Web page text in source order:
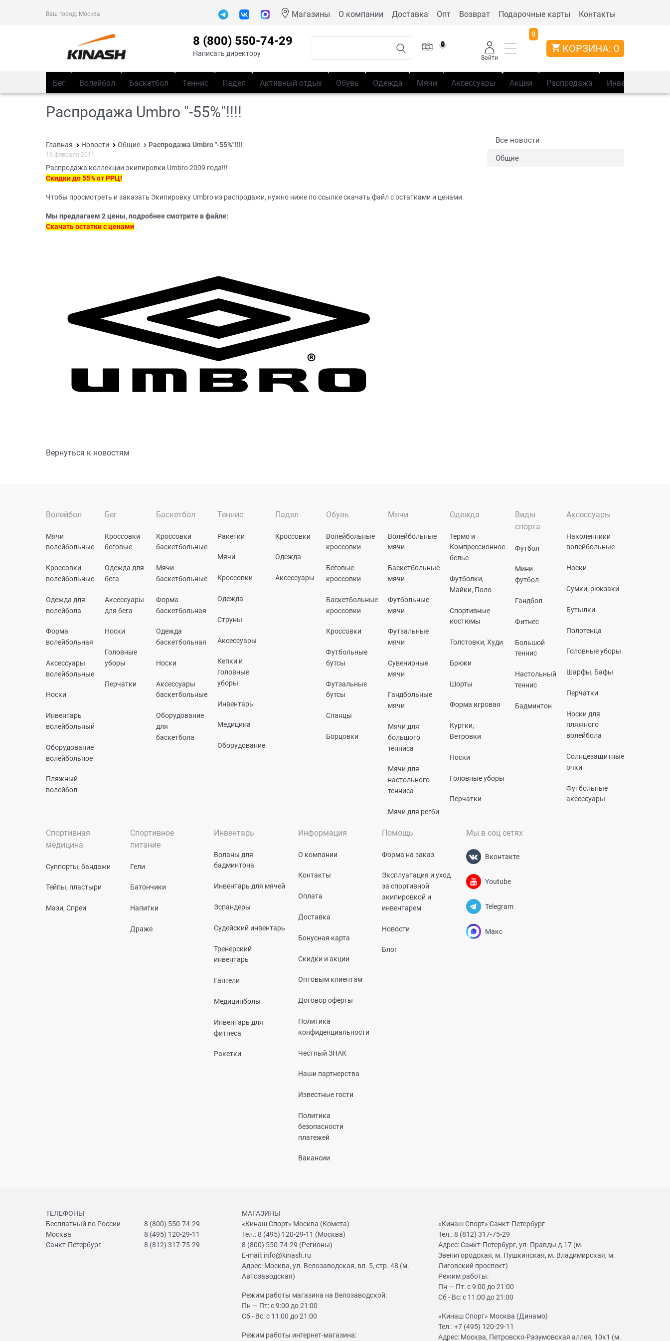
Ваш город: Москва Магазины О компании Доставка Опт Возврат Подарочные карты Контакты
8 (800) 550-74-29
Написать директору
Войти
0
КОРЗИНА: 0
Бег Волейбол Баскетбол Теннис Падел Активный отдых Обувь Одежда Мячи Аксессуары Акции Распродажа Инвентарь
Распродажа Umbro "-55%"!!!!
Главная Новости Общие Распродажа Umbro "-55%"!!!!
16 февраля 2011
Распродажа коллекции экипировки Umbro 2009 года!!!
Скидки до 55% от РРЦ!
Чтобы просмотреть и заказать Экипировку Umbro из распродажи, нужно ниже по ссылке скачать файл с остатками и ценами.
Мы предлагаем 2 цены, подробнее смотрите в файле:
Скачать остатки с ценами
Вернуться к новостям
Все новости
Общие
Волейбол
Мячи
волейбольные
Кроссовки
волейбольные
Одежда для
волейбола
Форма
волейбольная
Аксессуары
волейбольные
Носки
Инвентарь
волейбольный
Оборудование
волейбольное
Пляжный
волейбол
Бег
Кроссовки
беговые
Одежда для
бега
Аксессуары
для бега
Носки
Головные
уборы
Перчатки
Баскетбол
Кроссовки
баскетбольные
Мячи
баскетбольные
Форма
баскетбольная
Одежда
баскетбольная
Носки
Аксессуары
баскетбольные
Оборудование
для
баскетбола
Теннис
Ракетки
Мячи
Кроссовки
Одежда
Струны
Аксессуары
Кепки и
головные
уборы
Инвентарь
Медицина
Оборудование
Падел
Кроссовки
Одежда
Аксессуары
Обувь
Волейбольные
кроссовки
Беговые
кроссовки
Баскетбольные
кроссовки
Кроссовки
Футбольные
бутсы
Футзальные
бутсы
Сланцы
Борцовки
Мячи
Волейбольные
мячи
Баскетбольные
мячи
Футбольные
мячи
Футзальные
мячи
Сувенирные
мячи
Гандбольные
мячи
Мячи для
большого
тенниса
Мячи для
настольного
тенниса
Мячи для регби
Одежда
Термо и
Компрессионное
белье
Футболки,
Майки, Поло
Спортивные
костюмы
Толстовки, Худи
Брюки
Шорты
Форма игровая
Куртки,
Ветровки
Носки
Головные уборы
Перчатки
Виды
спорта
Футбол
Мини
футбол
Гандбол
Фитнес
Большой
теннис
Настольный
теннис
Бадминтон
Аксессуары
Наколенники
волейбольные
Носки
Сумки, рюкзаки
Бутылки
Полотенца
Головные уборы
Шарфы, Бафы
Перчатки
Носки для
пляжного
волейбола
Солнцезащитные
очки
Футбольные
аксессуары
Спортивная
медицина
Суппорты, бандажи
Тейпы, пластыри
Мази, Спреи
Спортивное
питание
Гели
Батончики
Напитки
Драже
Инвентарь
Воланы для
бадминтона
Инвентарь для мячей
Эспандеры
Судейский инвентарь
Тренерский
инвентарь
Гантели
Медицинболы
Инвентарь для
фитнеса
Ракетки
Информация
О компании
Контакты
Оплата
Доставка
Бонусная карта
Скидки и акции
Оптовым клиентам
Договор оферты
Политика
конфиденциальности
Честный ЗНАК
Наши партнерства
Известные гости
Политика
безопасности
платежей
Вакансии
Помощь
Форма на заказ
Эксплуатация и уход
за спортивной
экипировкой и
инвентарем
Новости
Блог
Мы в соц сетях
Вконтакте
Youtube
Telegram
Макс
ТЕЛЕФОНЫ
Бесплатный по России
8 (800) 550-74-29
Москва
8 (495) 120-29-11
Санкт-Петербург
8 (812) 317-75-29
МАГАЗИНЫ
«Кинаш Спорт» Москва (Комета)
Тел.: 8 (495) 120-29-11 (Москва)
8 (800) 550-74-29 (Регионы)
E-mail: info@kinash.ru
Адрес: Москва, ул. Велозаводская, вл. 5, стр. 48 (м.
Автозаводская)
Режим работы магазина на Велозаводской:
Пн — Пт: с 9:00 до 21:00
Сб - Вс: с 11:00 до 21:00
Режим работы интернет-магазина:
«Кинаш Спорт» Санкт-Петербург
Тел.: 8 (812) 317-75-29
Адрес:Санкт-Петербург, ул. Правды д.17 (м.
Звенигородская, м. Пушкинская, м. Владимирская, м.
Лиговский проспект)
Режим работы:
Пн — Пт: с 9:00 до 21:00
Сб - Вс: с 11:00 до 21:00
«Кинаш Спорт» Москва (Динамо)
Тел.: +7 (495) 120-29-11
Адрес:Москва, Петровско-Разумовская аллея, 10к1 (м.